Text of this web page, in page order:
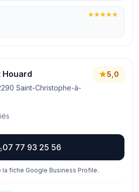
Houard
Saint-Christophe-à-
5,0
07 77 93 25 56
la fiche Google Business Profile.